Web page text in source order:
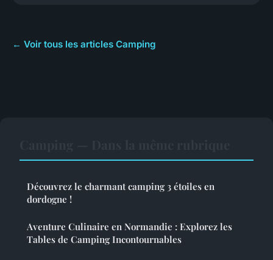
← Voir tous les articles Camping
Découvrez le charmant camping 3 étoiles en
dordogne !
Aventure Culinaire en Normandie : Explorez les
Tables de Camping Incontournables